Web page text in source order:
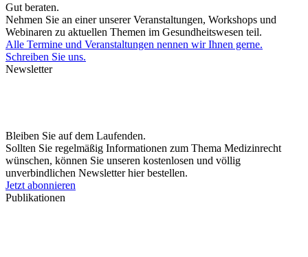
Gut beraten.
Nehmen Sie an einer unserer Veranstaltungen, Workshops und
Webinaren zu aktuellen Themen im Gesundheitswesen teil.
Alle Termine und Veranstaltungen nennen wir Ihnen gerne.
Schreiben Sie uns.
Newsletter
Bleiben Sie auf dem Laufenden.
Sollten Sie regelmäßig Informationen zum Thema Medizinrecht
wünschen, können Sie unseren kostenlosen und völlig
unverbindlichen Newsletter hier bestellen.
Jetzt abonnieren
Publikationen